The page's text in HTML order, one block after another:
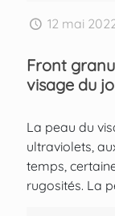
12 mai
Front
visage du
La peau du
ultraviolets,
temps,
rugosités. La